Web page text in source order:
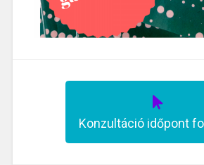
Konzultáció időpont